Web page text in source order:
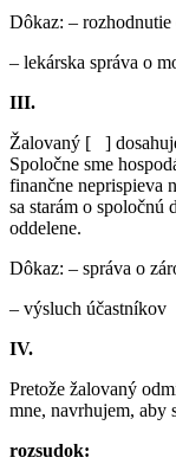
Dôkaz: –
– lekárska správa o
III.
Žalovaný [ ]
Spoločne sme
finančne neprispieva
sa starám o spoločnú
oddelene.
Dôkaz: – správa o
– výsluch účastníkov
IV.
Pretože žalovaný
mne, navrhujem, aby
rozsudok: